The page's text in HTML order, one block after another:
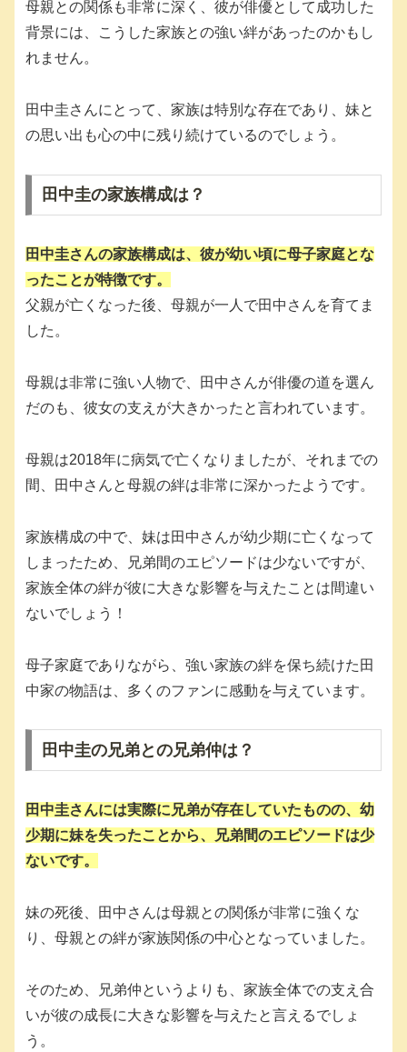
母親との関係も非常に深く、彼が俳優として成功した
背景には、こうした家族との強い絆があったのかもし
れません。
田中圭さんにとって、家族は特別な存在であり、妹と
の思い出も心の中に残り続けているのでしょう。
田中圭の家族構成は？
田中圭さんの家族構成は、彼が幼い頃に母子家庭とな
ったことが特徴です。
父親が亡くなった後、母親が一人で田中さんを育てま
した。
母親は非常に強い人物で、田中さんが俳優の道を選ん
だのも、彼女の支えが大きかったと言われています。
母親は2018年に病気で亡くなりましたが、それまでの
間、田中さんと母親の絆は非常に深かったようです。
家族構成の中で、妹は田中さんが幼少期に亡くなって
しまったため、兄弟間のエピソードは少ないですが、
家族全体の絆が彼に大きな影響を与えたことは間違い
ないでしょう！
母子家庭でありながら、強い家族の絆を保ち続けた田
中家の物語は、多くのファンに感動を与えています。
田中圭の兄弟との兄弟仲は？
田中圭さんには実際に兄弟が存在していたものの、幼
少期に妹を失ったことから、兄弟間のエピソードは少
ないです。
妹の死後、田中さんは母親との関係が非常に強くな
り、母親との絆が家族関係の中心となっていました。
そのため、兄弟仲というよりも、家族全体での支え合
いが彼の成長に大きな影響を与えたと言えるでしょ
う。